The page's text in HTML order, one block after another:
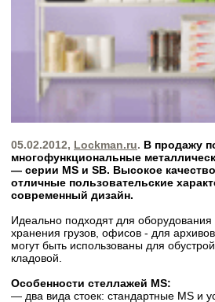
05.02.2012, Lockman.ru. В продажу
многофункциональные
— серии MS и SB. Высокое
отличные пользовательские
современный дизайн.
Идеально подходят для
хранения грузов, офисов - для
могут быть использованы для
кладовой.
Особенности стеллажей MS:
— два вида стоек: стандартные MS и